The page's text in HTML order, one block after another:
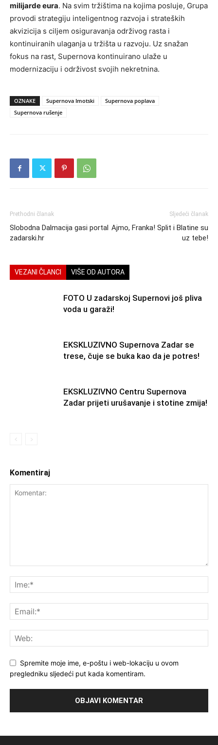
milijarde eura. Na svim tržištima na kojima posluje, Grupa
provodi strategiju inteligentnog razvoja i strateških
akvizicija s ciljem osiguravanja održivog rasta i
kontinuiranih ulaganja u tržišta u razvoju. Uz snažan
fokus na rast, Supernova kontinuirano ulaže u
modernizaciju i održivost svojih nekretnina.
OZNAKE Supernova Imotski
Supernova poplava
Supernova rušenje
Prethodni članak
Slobodna Dalmacija gasi portal
zadarski.hr
Sljedeći članak
Ajmo, Franka! Split i Blatine su
uz tebe!
VEZANI ČLANCI VIŠE OD AUTORA
FOTO U zadarskoj Supernovi još pliva
voda u garaži!
EKSKLUZIVNO Supernova Zadar se
trese, čuje se buka kao da je potres!
EKSKLUZIVNO Centru Supernova
Zadar prijeti urušavanje i stotine zmija!
Komentiraj
Spremite moje ime, e-poštu i web-lokaciju u ovom
pregledniku sljedeći put kada komentiram.